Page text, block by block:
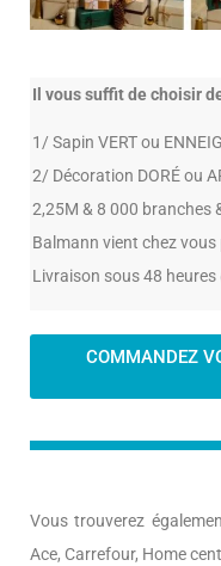
Il vous suffit de choisir
1/ Sapin VERT ou
2/ Décoration DORÉ ou
2,25M & 8 000 branches
Balmann vient chez vous
Livraison sous 48 heures
COMMANDEZ
Vous trouverez
Ace, Carrefour, Home